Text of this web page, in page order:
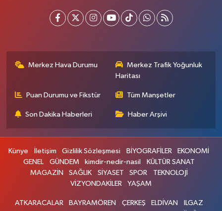
Merkez Hava Durumu
Merkez Trafik Yoğunluk
Haritası
Puan Durumu ve Fikstür Tüm Manşetler
Son Dakika Haberleri Haber Arşivi
Künye İletişim Gizlilik Sözleşmesi BİYOGRAFİLER
EKONOMİ
GENEL
GÜNDEM kimdir-nedir-nasil
KÜLTÜR SANAT
MAGAZİN
SAĞLIK SİYASET SPOR
TEKNOLOJİ
VİZYONDAKİLER
YAŞAM
ATKARACALAR BAYRAMÖREN ÇERKEŞ ELDİVAN
ILGAZ